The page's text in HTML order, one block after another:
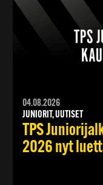
04.08.2026
JUNIORIT, UUTISET
TPS
2026 nyt